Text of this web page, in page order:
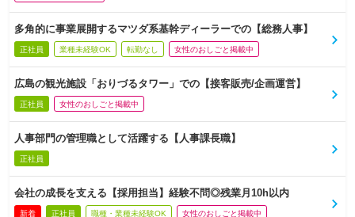
多角的に事業展開するマツダ系基幹ディーラーでの【総務人事】
正社員 業種未経験OK 転勤なし 女性のおしごと掲載中
広島の観光施設「おりづるタワー」での【接客販売/企画運営】
正社員 女性のおしごと掲載中
人事部門の管理職として活躍する【人事課長職】
正社員
会社の成長を支える【採用担当】経験不問◎残業月10h以内
新着 正社員 職種・業種未経験OK 女性のおしごと掲載中